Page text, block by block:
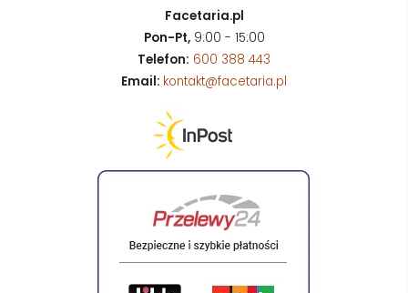
Facetaria.pl
Pon-Pt,9:00 - 15:00
Telefon: 600 388 443
Email: kontakt@facetaria.pl